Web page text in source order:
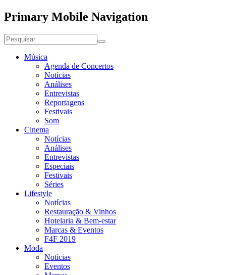
Primary Mobile Navigation
Música
Agenda de Concertos
Notícias
Análises
Entrevistas
Reportagens
Festivais
Som
Cinema
Notícias
Análises
Entrevistas
Especiais
Festivais
Séries
Lifestyle
Notícias
Restauração & Vinhos
Hotelaria & Bem-estar
Marcas & Eventos
F4F 2019
Moda
Notícias
Eventos